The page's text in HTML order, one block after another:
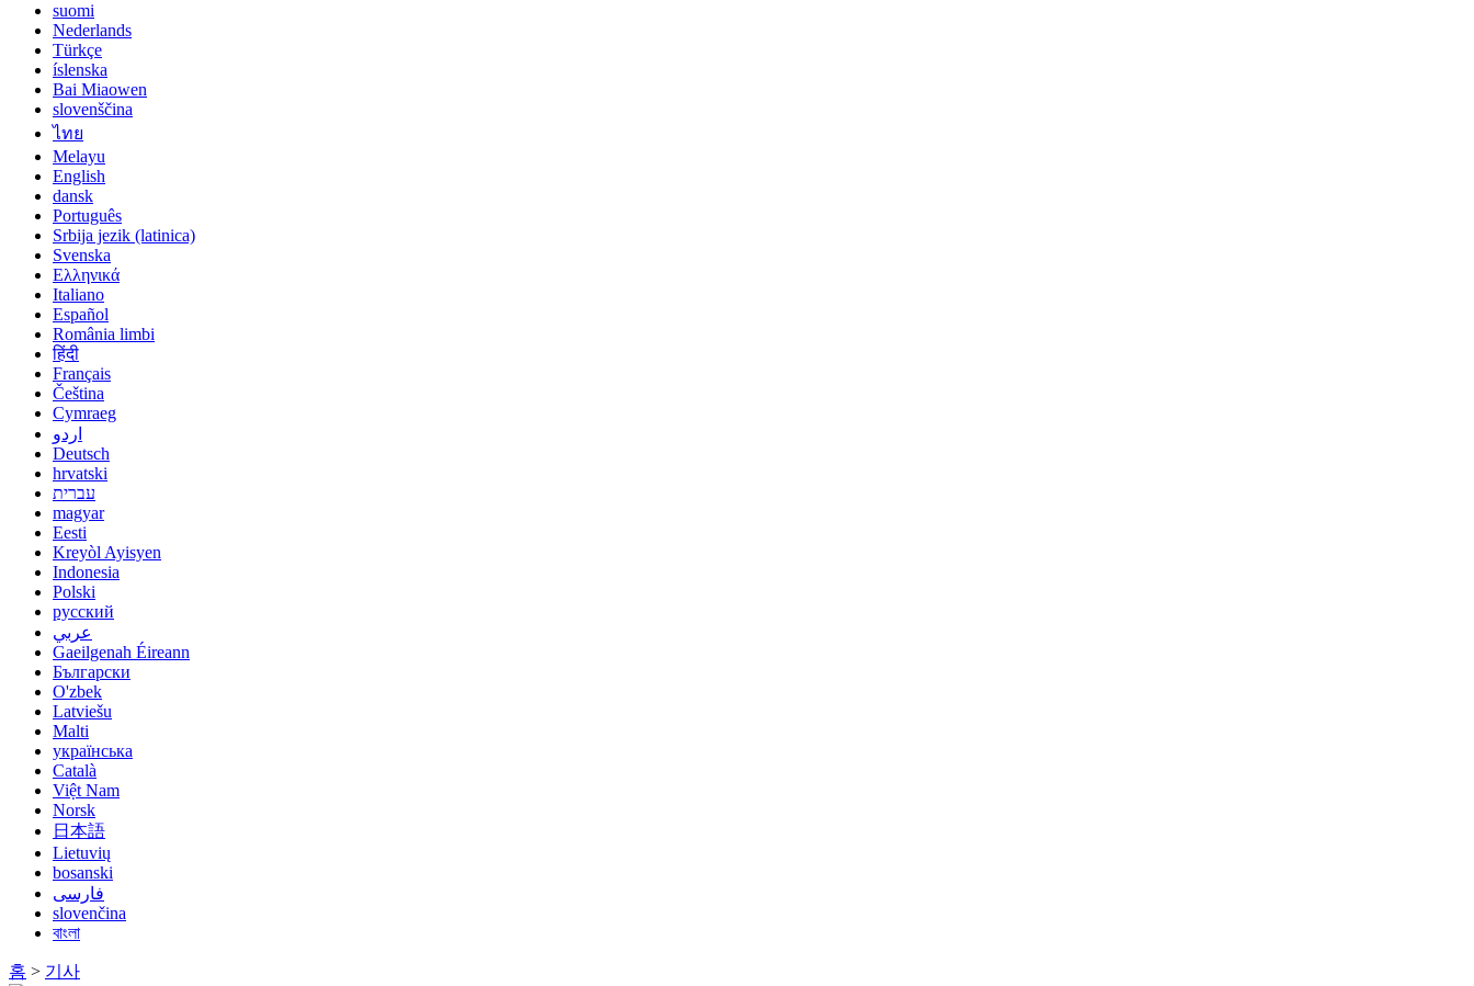
suomi
Nederlands
Türkçe
íslenska
Bai Miaowen
slovenščina
ไทย
Melayu
English
dansk
Português
Srbija jezik (latinica)
Svenska
Ελληνικά
Italiano
Español
România limbi
हिंदी
Français
Čeština
Cymraeg
اردو
Deutsch
hrvatski
עברית
magyar
Eesti
Kreyòl Ayisyen
Indonesia
Polski
русский
عربي
Gaeilgenah Éireann
Български
O'zbek
Latviešu
Malti
українська
Català
Việt Nam
Norsk
日本語
Lietuvių
bosanski
فارسی
slovenčina
বাংলা
홈 > 기사